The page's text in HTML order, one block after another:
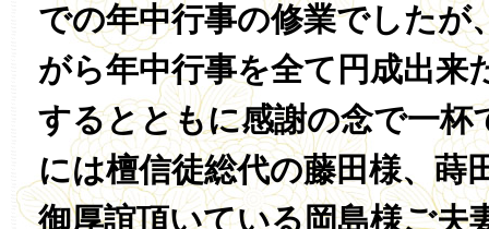
での年中行事の修業でしたが
がら年中行事を全て円成出来
するとともに感謝の念で一杯
には檀信徒総代の藤田様、蒔
御厚誼頂いている岡島様ご夫